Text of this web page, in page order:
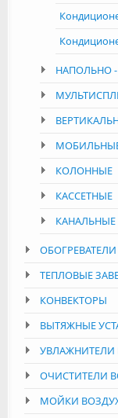
НАПОЛЬНО
КОЛОННЫЕ
КАССЕТНЫЕ
КАНАЛЬНЫЕ
ОБОГРЕВАТЕЛИ
ТЕПЛОВЫЕ
КОНВЕКТОРЫ
ВЫТЯЖНЫЕ
УВЛАЖНИТЕЛИ
ОЧИСТИТЕЛИ
МОЙКИ